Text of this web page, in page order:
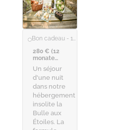
Bon cadeau - 1 nuit : Bulle aux Étoiles + dîner
280 € (12
monate
gültig)
Un séjour
d'une nuit
dans notre
hébergement
insolite la
Bulle aux
Étoiles. La